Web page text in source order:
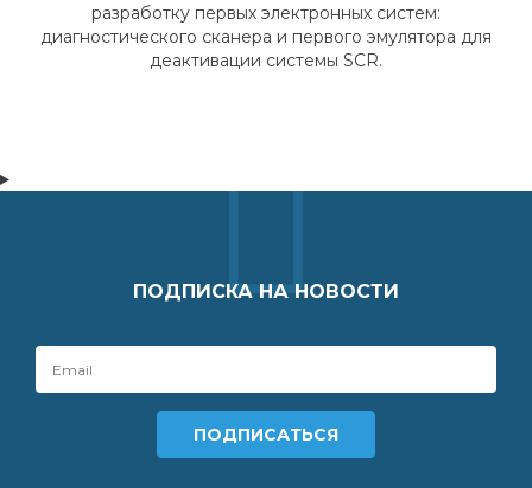
разработку первых электронных систем:
диагностического сканера и первого эмулятора для
деактивации системы SCR.
ПОДПИСКА НА НОВОСТИ